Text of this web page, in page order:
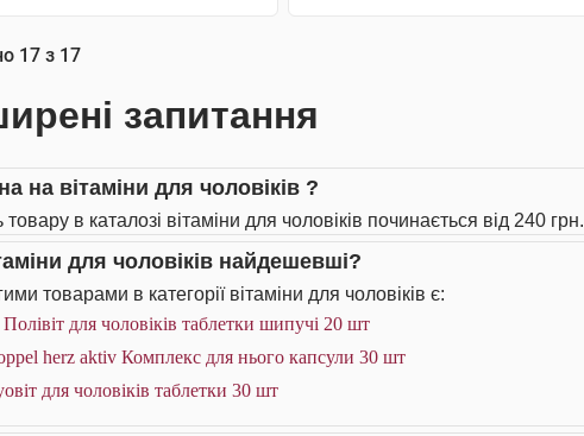
АНАЛОГИ
17 з 17
запитання
на вітаміни для чоловіків ?
товару в каталозі вітаміни для чоловіків починається від 240 грн.
для чоловіків найдешевші?
товарами в категорії вітаміни для чоловіків є:
для чоловіків таблетки шипучі 20 шт
herz aktiv Комплекс для нього капсули 30 шт
для чоловіків таблетки 30 шт